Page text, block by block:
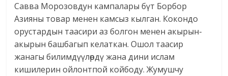
Савва Морозовдун кампалары бүт Борбор
Азияны товар менен камсыз кылган. Кокондо
орустардын таасири аз болгон менен акырын-
акырын башбагып келаткан. Ошол таасир
жанагы билимдүүлөрдү жана дини ислам
кишилерин ойлонтпой койбоду. Жумушчу